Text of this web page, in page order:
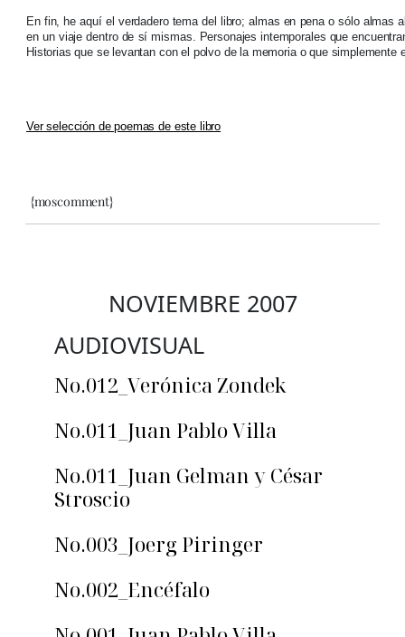
En fin, he aquí el verdadero tema del libro; almas en pena o sólo almas
en un viaje dentro de sí mismas. Personajes intemporales que
Historias que se levantan con el polvo de la memoria o que
Ver selección de poemas de este libro
{moscomment}
NOVIEMBRE 2007
AUDIOVISUAL
No.012_Verónica Zondek
No.011_Juan Pablo Villa
No.011_Juan Gelman y César
Stroscio
No.003_Joerg Piringer
No.002_Encéfalo